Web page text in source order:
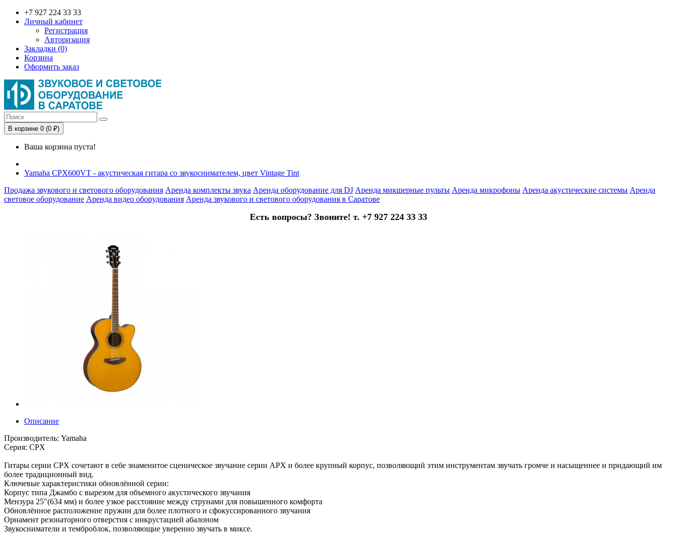
+7 927 224 33 33
Личный кабинет
Регистрация
Авторизация
Закладки (0)
Корзина
Оформить заказ
В корзине 0 (0 ₽)
Ваша корзина пуста!
Yamaha CPX600VT - акустическая гитара со звукоснимателем, цвет Vintage Tint
Продажа звукового и светового оборудования Аренда комплекты звука Аренда оборудование для DJ Аренда микшерные пульты Аренда микрофоны Аренда акустические системы Аренда
световое оборудование Аренда видео оборудования Аренда звукового и светового оборудования в Саратове
Есть вопросы? Звоните! т. +7 927 224 33 33
Описание
Производитель: Yamaha
Серия: CPX
Гитары серии CPX сочетают в себе знаменитое сценическое звучание серии APX и более крупный корпус, позволяющий этим инструментам звучать громче и насыщеннее и придающий им
более традиционный вид.
Ключевые характеристики обновлённой серии:
Корпус типа Джамбо с вырезом для объемного акустического звучания
Мензура 25"(634 мм) и более узкое расстояние между струнами для повышенного комфорта
Обновлённое расположение пружин для более плотного и сфокуссированного звучания
Орнамент резонаторного отверстия с инкрустацией абалоном
Звукосниматели и темброблок, позволяющие уверенно звучать в миксе.